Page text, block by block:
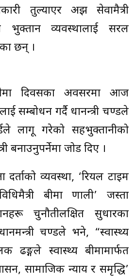
तुल्याएर अझ सेवामैत्री
भुक्तान व्यवस्थालाई सरल
छन् ।
दिवसका अवसरमा आज
सम्बोधन गर्दै प्रधानन्त्री प्रचण्डले
लागू गरेको सहभुक्तानीको
बनाउनुपर्नेमा जोड दिए ।
व्यवस्था, ‘रियल टाइम
बीमा प्रणाली’ जस्ता
चुनौतीलक्षित सुधारका
प्रचण्डले भने, “स्वास्थ्य
ढङ्गले स्वास्थ्य बीमामार्फत
सामाजिक न्याय र समृद्धि’